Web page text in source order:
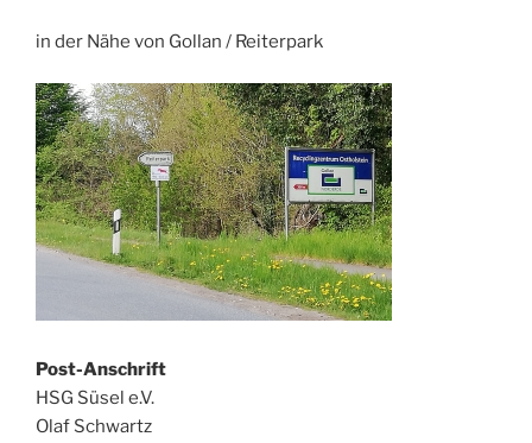
in der Nähe von Gollan / Reiterpark
Post-Anschrift
HSG Süsel e.V.
Olaf Schwartz